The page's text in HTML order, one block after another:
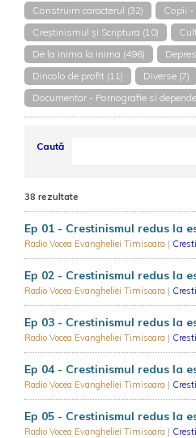
Construim caracterul (32) Copii -
Creștinismul și Scriptura (10)
De la inima la inima (496)
Dincolo de profit (11)
Diverse (7)
Documentar - Pornografie si
Caută
38 rezultate
Ep 01 - Crestinismul redus la
Radio Vocea Evangheliei Timisoara |
Ep 02 - Crestinismul redus la
Radio Vocea Evangheliei Timisoara |
Ep 03 - Crestinismul redus la
Radio Vocea Evangheliei Timisoara |
Ep 04 - Crestinismul redus la
Radio Vocea Evangheliei Timisoara |
Ep 05 - Crestinismul redus la
Radio Vocea Evangheliei Timisoara |